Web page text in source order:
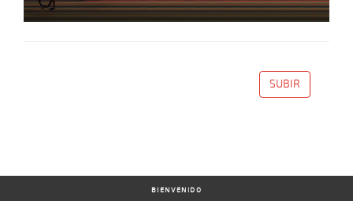
SUBIR
BIENVENIDO